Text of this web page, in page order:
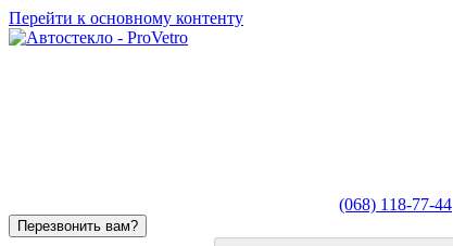
Перейти к основному контенту
(068) 118-77-44
Перезвонить вам?